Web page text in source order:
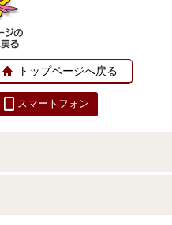
トップページへ戻る
スマートフォン